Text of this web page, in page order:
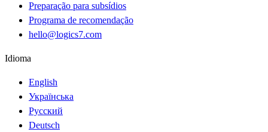
Preparação para subsídios
Programa de recomendação
hello@logics7.com
Idioma
English
Українська
Русский
Deutsch